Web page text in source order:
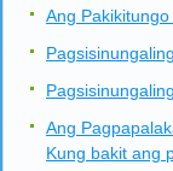
Ang
Ang
Kung bakit ang